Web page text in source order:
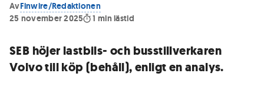
AvFinwire/Redaktionen
25 november 2025
1 min lästid
SEB höjer lastbils- och busstillverkaren
Volvo till köp (behåll), enligt en analys.